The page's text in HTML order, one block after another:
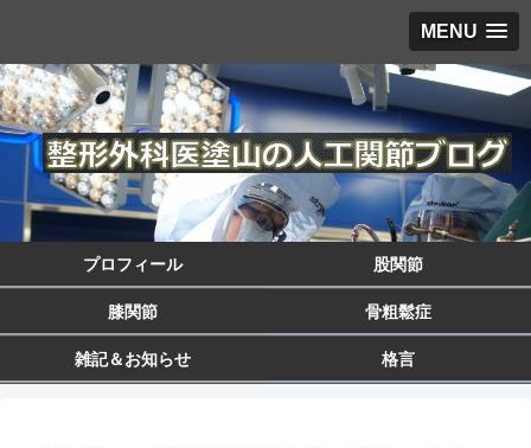
MENU
プロフィール 股関節
膝関節 骨粗鬆症
雑記＆お知らせ 格言